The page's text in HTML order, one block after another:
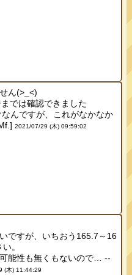
ん(>_<)
では確認できました
んですが、これがなかなか
2021/07/29 (木) 09:59:02
ですが、いちおう165.7～16
。
能性も無くもないので… --
(木) 11:44:29